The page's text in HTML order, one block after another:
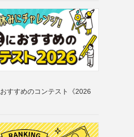
すすめのコンテスト《2026